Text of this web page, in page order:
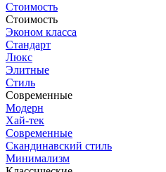
Стоимость
Стоимость
Эконом класса
Стандарт
Люкс
Элитные
Стиль
Современные
Модерн
Хай-тек
Современные
Скандинавский стиль
Минимализм